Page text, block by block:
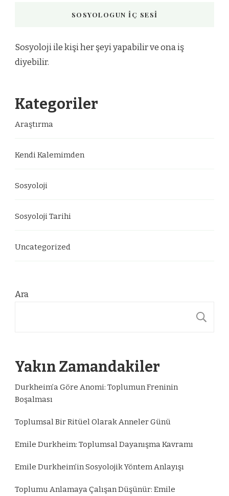
SOSYOLOGUN İÇ SESI
Sosyoloji ile kişi her şeyi yapabilir ve ona iş
diyebilir.
Kategoriler
Araştırma
Kendi Kalemimden
Sosyoloji
Sosyoloji Tarihi
Uncategorized
Ara
Yakın Zamandakiler
Durkheim’a Göre Anomi: Toplumun Freninin
Boşalması
Toplumsal Bir Ritüel Olarak Anneler Günü
Emile Durkheim: Toplumsal Dayanışma Kavramı
Emile Durkheim’in Sosyolojik Yöntem Anlayışı
Toplumu Anlamaya Çalışan Düşünür: Emile